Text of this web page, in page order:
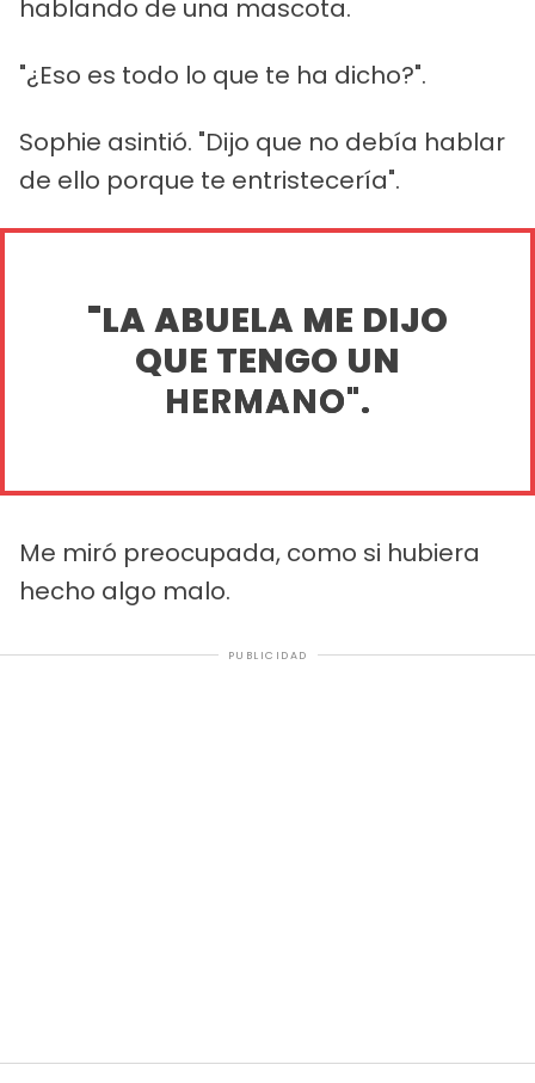
hablando de una mascota.
"¿Eso es todo lo que te ha dicho?".
Sophie asintió. "Dijo que no debía hablar
de ello porque te entristecería".
"LA ABUELA ME DIJO
QUE TENGO UN
HERMANO".
Me miró preocupada, como si hubiera
hecho algo malo.
PUBLICIDAD